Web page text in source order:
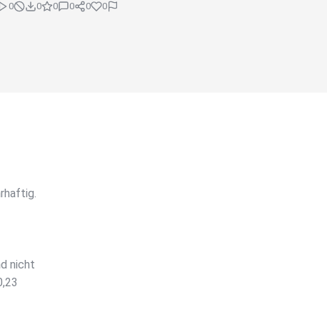
0 0 0 0 0 0
nicht